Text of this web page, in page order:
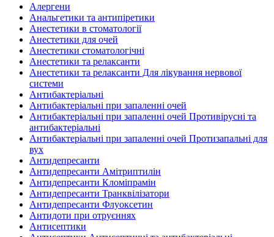
Алергени
Анальгетики та антипіретики
Анестетики в стоматології
Анестетики для очей
Анестетики стоматологічні
Анестетики та релаксанти
Анестетики та релаксанти Для лікування нервової
системи
Антибактеріальні
Антибактеріальні при запаленні очей
Антибактеріальні при запаленні очей Противірусні та
антибактеріальні
Антибактеріальні при запаленні очей Протизапальні для
вух
Антидепресанти
Антидепресанти Амітриптилін
Антидепресанти Кломіпрамін
Антидепресанти Транквілізатори
Антидепресанти Флуоксетин
Антидоти при отруєннях
Антисептики